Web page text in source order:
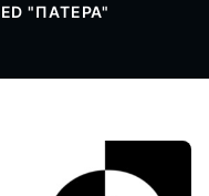
"ΠΑΤΕΡΑ"